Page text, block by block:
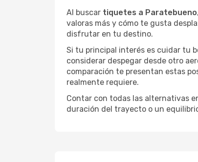
Al buscar tiquetes a Paratebueno
valoras más y cómo te gusta
disfrutar en tu destino.
Si tu principal interés es cuidar tu
considerar despegar desde otro
comparación te presentan estas
realmente requiere.
Contar con todas las alternativas
duración del trayecto o un